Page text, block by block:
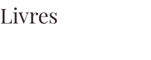
Livres